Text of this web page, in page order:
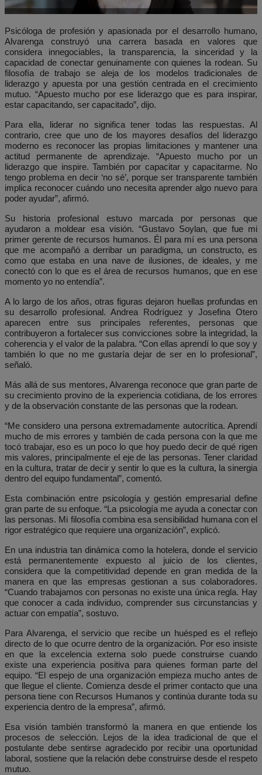
Psicóloga de profesión y apasionada por el desarrollo humano,
Alvarenga construyó una carrera basada en valores que
considera innegociables, la transparencia, la sinceridad y la
capacidad de conectar genuinamente con quienes la rodean. Su
filosofía de trabajo se aleja de los modelos tradicionales de
liderazgo y apuesta por una gestión centrada en el crecimiento
mutuo. “Apuesto mucho por ese liderazgo que es para inspirar,
estar capacitando, ser capacitado”, dijo.
Para ella, liderar no significa tener todas las respuestas. Al
contrario, cree que uno de los mayores desafíos del liderazgo
moderno es reconocer las propias limitaciones y mantener una
actitud permanente de aprendizaje. “Apuesto mucho por un
liderazgo que inspire. También por capacitar y capacitarme. No
tengo problema en decir ‘no sé’, porque ser transparente también
implica reconocer cuándo uno necesita aprender algo nuevo para
poder ayudar”, afirmó.
Su historia profesional estuvo marcada por personas que
ayudaron a moldear esa visión. “Gustavo Soylan, que fue mi
primer gerente de recursos humanos. Él para mí es una persona
que me acompañó a derribar un paradigma, un constructo, es
como que estaba en una nave de ilusiones, de ideales, y me
conectó con lo que es el área de recursos humanos, que en ese
momento yo no entendía”.
A lo largo de los años, otras figuras dejaron huellas profundas en
su desarrollo profesional. Andrea Rodríguez y Josefina Otero
aparecen entre sus principales referentes, personas que
contribuyeron a fortalecer sus convicciones sobre la integridad, la
coherencia y el valor de la palabra. “Con ellas aprendí lo que soy y
también lo que no me gustaría dejar de ser en lo profesional”,
señaló.
Más allá de sus mentores, Alvarenga reconoce que gran parte de
su crecimiento provino de la experiencia cotidiana, de los errores
y de la observación constante de las personas que la rodean.
“Me considero una persona extremadamente autocrítica. Aprendí
mucho de mis errores y también de cada persona con la que me
tocó trabajar, eso es un poco lo que hoy puedo decir de qué rigen
mis valores, principalmente el eje de las personas. Tener claridad
en la cultura, tratar de decir y sentir lo que es la cultura, la sinergia
dentro del equipo fundamental”, comentó.
Esta combinación entre psicología y gestión empresarial define
gran parte de su enfoque. “La psicología me ayuda a conectar con
las personas. Mi filosofía combina esa sensibilidad humana con el
rigor estratégico que requiere una organización”, explicó.
En una industria tan dinámica como la hotelera, donde el servicio
está permanentemente expuesto al juicio de los clientes,
considera que la competitividad depende en gran medida de la
manera en que las empresas gestionan a sus colaboradores.
“Cuando trabajamos con personas no existe una única regla. Hay
que conocer a cada individuo, comprender sus circunstancias y
actuar con empatía”, sostuvo.
Para Alvarenga, el servicio que recibe un huésped es el reflejo
directo de lo que ocurre dentro de la organización. Por eso insiste
en que la excelencia externa solo puede construirse cuando
existe una experiencia positiva para quienes forman parte del
equipo. “El espejo de una organización empieza mucho antes de
que llegue el cliente. Comienza desde el primer contacto que una
persona tiene con Recursos Humanos y continúa durante toda su
experiencia dentro de la empresa”, afirmó.
Esa visión también transformó la manera en que entiende los
procesos de selección. Lejos de la idea tradicional de que el
postulante debe sentirse agradecido por recibir una oportunidad
laboral, sostiene que la relación debe construirse desde el respeto
mutuo.